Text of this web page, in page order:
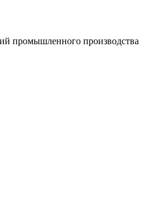
промышленного производства